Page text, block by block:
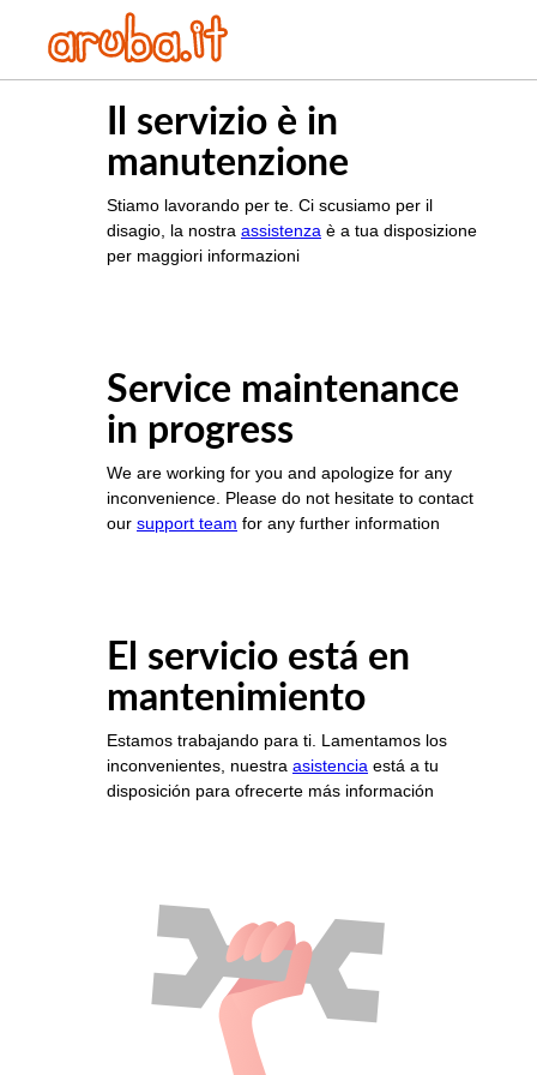
Il servizio è in
manutenzione
Stiamo lavorando per te. Ci scusiamo per il
disagio, la nostra assistenza è a tua disposizione
per maggiori informazioni
Service maintenance
in progress
We are working for you and apologize for any
inconvenience. Please do not hesitate to contact
our support team for any further information
El servicio está en
mantenimiento
Estamos trabajando para ti. Lamentamos los
inconvenientes, nuestra asistencia está a tu
disposición para ofrecerte más información